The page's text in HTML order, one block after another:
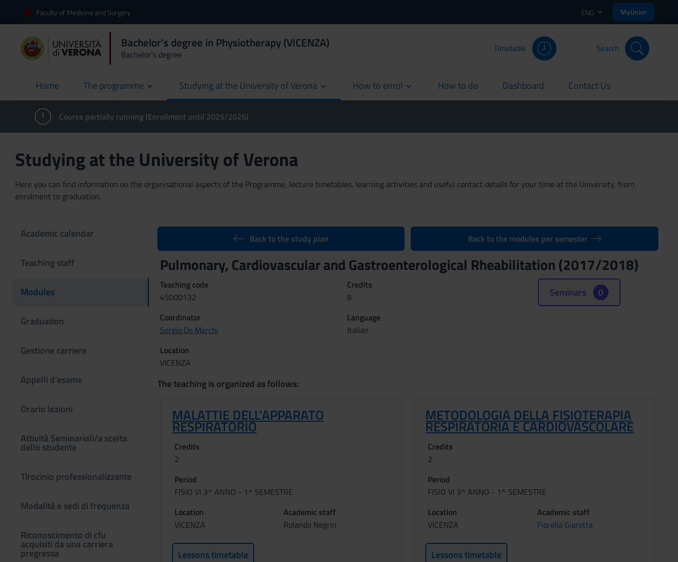
Faculty of Medicine and Surgery ENG MyUnivr
Bachelor's degree in Physiotherapy (VICENZA)
Bachelor's degree
Timetable Search
Home
current The programme Studying at the University of Verona How to enrol How to do
current Dashboard
current Contact Us
current
Course partially running (Enrollment until 2025/2026)
Studying at the University of Verona
Here you can find information on the organisational aspects of the Programme, lecture timetables, learning activities and useful contact details for your time at the University, from
enrolment to graduation.
Academic calendar
Teaching staff
Modules
Graduation
Gestione carriere
Appelli d'esame
Orario lezioni
Attività Seminariali/a scelta
dello studente
Tirocinio professionalizzante
Modalità e sedi di frequenza
Riconoscimento di cfu
acquisiti da una carriera
pregressa
Back to the study plan Back to the modules per semester
Pulmonary, Cardiovascular and Gastroenterological Rheabilitation (2017/2018)
Teaching code
4S000132
Credits
8
Coordinator
Sergio De Marchi
Language
Italian
Location
VICENZA
Seminars 0
The teaching is organized as follows:
MALATTIE DELL'APPARATO
RESPIRATORIO
Credits
2
Period
FISIO VI 3^ ANNO - 1^ SEMESTRE
Location
VICENZA
Academic staff
Rolando Negrin
Lessons timetable
METODOLOGIA DELLA FISIOTERAPIA
RESPIRATORIA E CARDIOVASCOLARE
Credits
2
Period
FISIO VI 3^ ANNO - 1^ SEMESTRE
Location
VICENZA
Academic staff
Fiorella Giaretta
Lessons timetable